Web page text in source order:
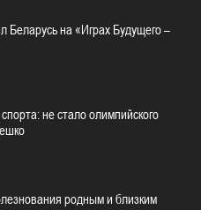
Беларусь на «Играх Будущего –
не стало олимпийского
родным и близким